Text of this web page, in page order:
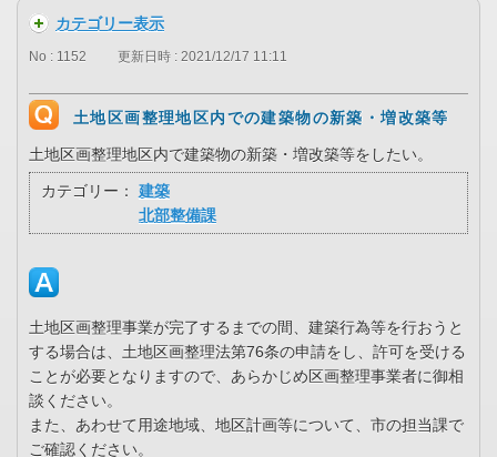
カテゴリー表示
No : 1152 更新日時 : 2021/12/17 11:11
土地区画整理地区内での建築物の新築・増改築等
土地区画整理地区内で建築物の新築・増改築等をしたい。
カテゴリー：
建築
北部整備課
土地区画整理事業が完了するまでの間、建築行為等を行おうと
する場合は、土地区画整理法第76条の申請をし、許可を受ける
ことが必要となりますので、あらかじめ区画整理事業者に御相
談ください。
また、あわせて用途地域、地区計画等について、市の担当課で
ご確認ください。